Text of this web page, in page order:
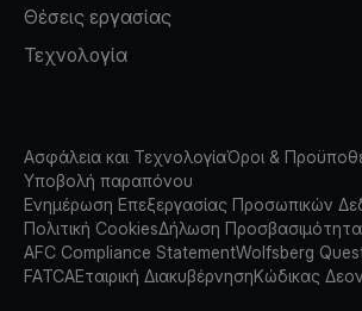
Θέσεις εργασίας
Τεχνολογία
Ασφάλεια και ΤεχνολογίαΌροι &
Υποβολή παραπόνου
Ενημέρωση Επεξεργασίας Προσωπικών
Πολιτική CookiesΔήλωση
AFC Compliance StatementWolfsberg
FATCAΕταιρική ΔιακυβέρνησηΚώδικας